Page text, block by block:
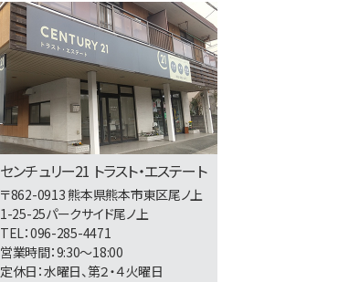
第5位
2,598万円
4ＬＤＫ
第6位
3,498万円
4ＬＤＫ
熊本市健軍線 健軍町
センチュリー21 トラスト・エステート
〒862-0913 熊本県熊本市東区尾ノ上
1-25-25パークサイド尾ノ上
TEL：096-285-4471
営業時間：9:30～18:00
定休日：水曜日、第２・４火曜日